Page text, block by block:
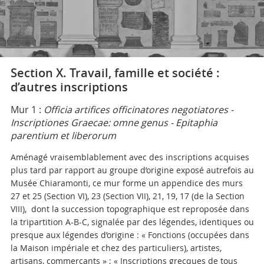
Section X. Travail, famille et société :
d’autres inscriptions
Mur 1 : Officia artifices officinatores negotiatores -
Inscriptiones Graecae: omne genus - Epitaphia
parentium et liberorum
Aménagé vraisemblablement avec des inscriptions acquises
plus tard par rapport au groupe d’origine exposé autrefois au
Musée Chiaramonti, ce mur forme un appendice des murs
27 et 25 (Section VI), 23 (Section VII), 21, 19, 17 (de la Section
VIII), dont la succession topographique est reproposée dans
la tripartition A-B-C, signalée par des légendes, identiques ou
presque aux légendes d’origine : « Fonctions (occupées dans
la Maison impériale et chez des particuliers), artistes,
artisans, commerçants » ; « Inscriptions grecques de tous